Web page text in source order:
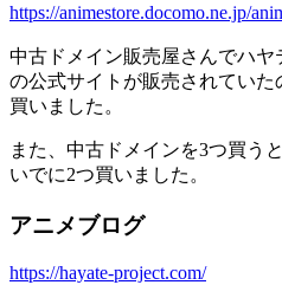
https://animestore.docomo.ne.jp/
中古ドメイン販売屋さんでハ
の公式サイトが販売されてい
買いました。
また、中古ドメインを3つ買う
いでに2つ買いました。
アニメブログ
https://hayate-project.com/